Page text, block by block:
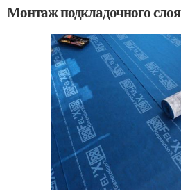
Монтаж подкладочного слоя